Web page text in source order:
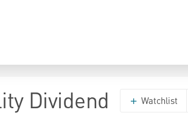
Dividend Watchlist